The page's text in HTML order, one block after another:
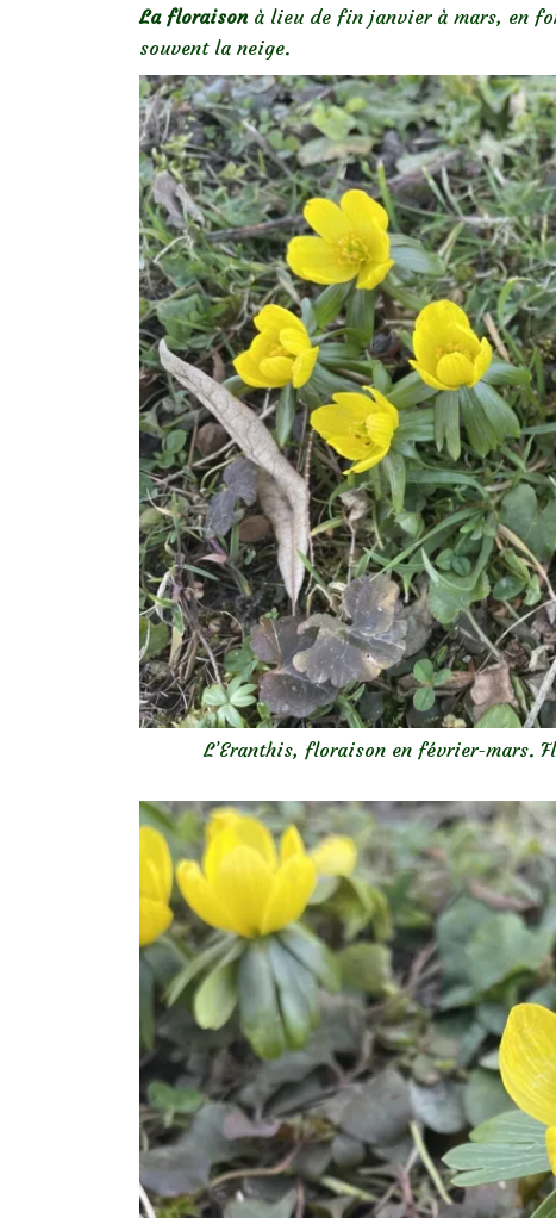
La floraisonà lieu de fin janvier à mars, en
souvent la neige.
L’Eranthis, floraison en février-mars.